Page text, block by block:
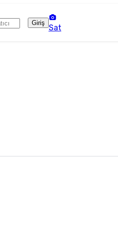
Giriş
Sat